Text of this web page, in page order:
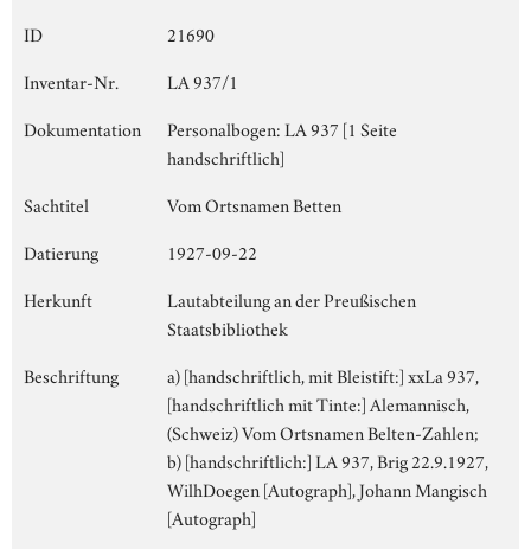
ID
21690
Inventar-Nr.
LA 937/1
Dokumentation
Personalbogen: LA 937 [1 Seite
handschriftlich]
Sachtitel
Vom Ortsnamen Betten
Datierung
1927-09-22
Herkunft
Lautabteilung an der Preußischen
Staatsbibliothek
Beschriftung
a) [handschriftlich, mit Bleistift:] xxLa 937,
[handschriftlich mit Tinte:] Alemannisch,
(Schweiz) Vom Ortsnamen Belten-Zahlen;
b) [handschriftlich:] LA 937, Brig 22.9.1927,
WilhDoegen [Autograph], Johann Mangisch
[Autograph]